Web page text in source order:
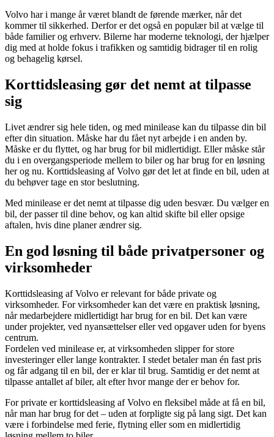
Volvo har i mange år været blandt de førende mærker, når det
kommer til sikkerhed. Derfor er det også en populær bil at vælge til
både familier og erhverv. Bilerne har moderne teknologi, der hjælper
dig med at holde fokus i trafikken og samtidig bidrager til en rolig
og behagelig kørsel.
Korttidsleasing gør det nemt at tilpasse
sig
Livet ændrer sig hele tiden, og med minilease kan du tilpasse din bil
efter din situation. Måske har du fået nyt arbejde i en anden by.
Måske er du flyttet, og har brug for bil midlertidigt. Eller måske står
du i en overgangsperiode mellem to biler og har brug for en løsning
her og nu. Korttidsleasing af Volvo gør det let at finde en bil, uden at
du behøver tage en stor beslutning.
Med minilease er det nemt at tilpasse dig uden besvær. Du vælger en
bil, der passer til dine behov, og kan altid skifte bil eller opsige
aftalen, hvis dine planer ændrer sig.
En god løsning til både privatpersoner og
virksomheder
Korttidsleasing af Volvo er relevant for både private og
virksomheder. For virksomheder kan det være en praktisk løsning,
når medarbejdere midlertidigt har brug for en bil. Det kan være
under projekter, ved nyansættelser eller ved opgaver uden for byens
centrum.
Fordelen ved minilease er, at virksomheden slipper for store
investeringer eller lange kontrakter. I stedet betaler man én fast pris
og får adgang til en bil, der er klar til brug. Samtidig er det nemt at
tilpasse antallet af biler, alt efter hvor mange der er behov for.
For private er korttidsleasing af Volvo en fleksibel måde at få en bil,
når man har brug for det – uden at forpligte sig på lang sigt. Det kan
være i forbindelse med ferie, flytning eller som en midlertidig